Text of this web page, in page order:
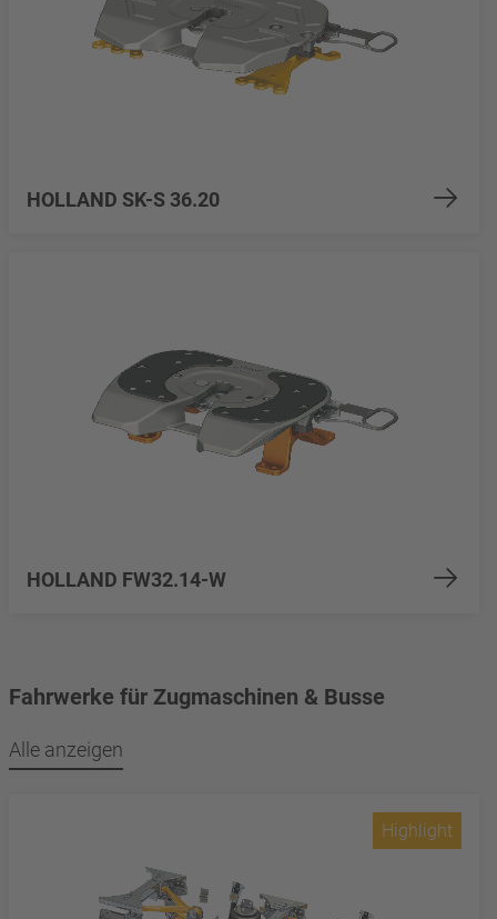
HOLLAND SK-S 36.20
HOLLAND FW32.14-W
Fahrwerke für Zugmaschinen & Busse
Alle anzeigen
Highlight